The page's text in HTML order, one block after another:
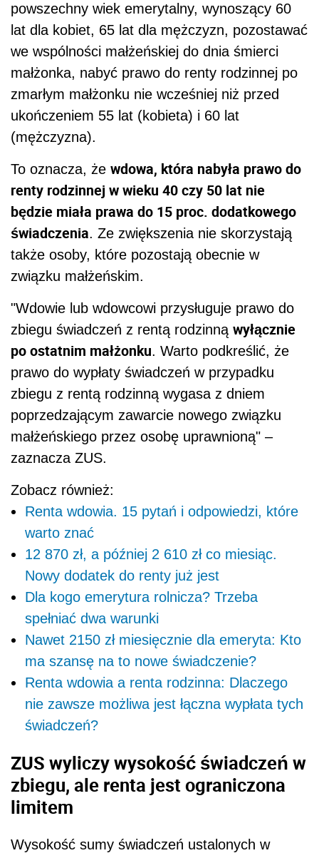
powszechny wiek emerytalny, wynoszący 60
lat dla kobiet, 65 lat dla mężczyzn, pozostawać
we wspólności małżeńskiej do dnia śmierci
małżonka, nabyć prawo do renty rodzinnej po
zmarłym małżonku nie wcześniej niż przed
ukończeniem 55 lat (kobieta) i 60 lat
(mężczyzna).
To oznacza, że wdowa, która nabyła prawo do
renty rodzinnej w wieku 40 czy 50 lat nie
będzie miała prawa do 15 proc. dodatkowego
świadczenia. Ze zwiększenia nie skorzystają
także osoby, które pozostają obecnie w
związku małżeńskim.
"Wdowie lub wdowcowi przysługuje prawo do
zbiegu świadczeń z rentą rodzinną wyłącznie
po ostatnim małżonku. Warto podkreślić, że
prawo do wypłaty świadczeń w przypadku
zbiegu z rentą rodzinną wygasa z dniem
poprzedzającym zawarcie nowego związku
małżeńskiego przez osobę uprawnioną" –
zaznacza ZUS.
Zobacz również:
Renta wdowia. 15 pytań i odpowiedzi, które
warto znać
12 870 zł, a później 2 610 zł co miesiąc.
Nowy dodatek do renty już jest
Dla kogo emerytura rolnicza? Trzeba
spełniać dwa warunki
Nawet 2150 zł miesięcznie dla emeryta: Kto
ma szansę na to nowe świadczenie?
Renta wdowia a renta rodzinna: Dlaczego
nie zawsze możliwa jest łączna wypłata tych
świadczeń?
ZUS wyliczy wysokość świadczeń w
zbiegu, ale renta jest ograniczona
limitem
Wysokość sumy świadczeń ustalonych w